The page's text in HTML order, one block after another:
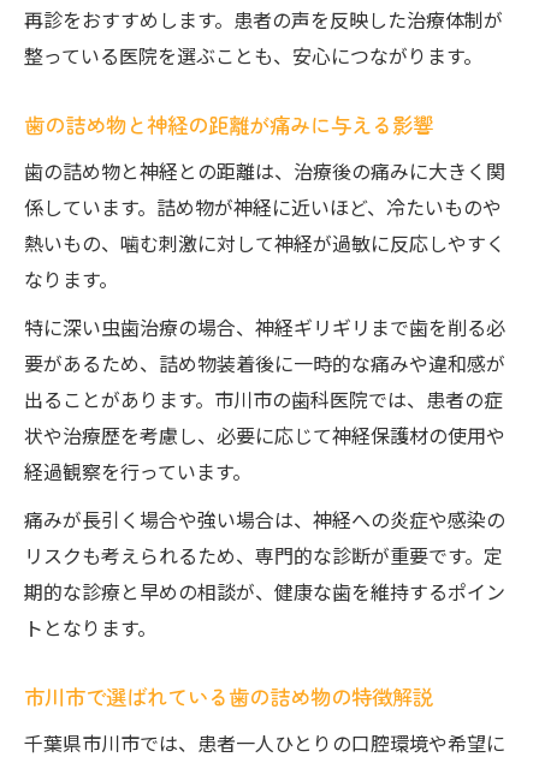
再診をおすすめします。患者の声を反映した治療体制が
整っている医院を選ぶことも、安心につながります。
歯の詰め物と神経の距離が痛みに与える影響
歯の詰め物と神経との距離は、治療後の痛みに大きく関
係しています。詰め物が神経に近いほど、冷たいものや
熱いもの、噛む刺激に対して神経が過敏に反応しやすく
なります。
特に深い虫歯治療の場合、神経ギリギリまで歯を削る必
要があるため、詰め物装着後に一時的な痛みや違和感が
出ることがあります。市川市の歯科医院では、患者の症
状や治療歴を考慮し、必要に応じて神経保護材の使用や
経過観察を行っています。
痛みが長引く場合や強い場合は、神経への炎症や感染の
リスクも考えられるため、専門的な診断が重要です。定
期的な診療と早めの相談が、健康な歯を維持するポイン
トとなります。
市川市で選ばれている歯の詰め物の特徴解説
千葉県市川市では、患者一人ひとりの口腔環境や希望に